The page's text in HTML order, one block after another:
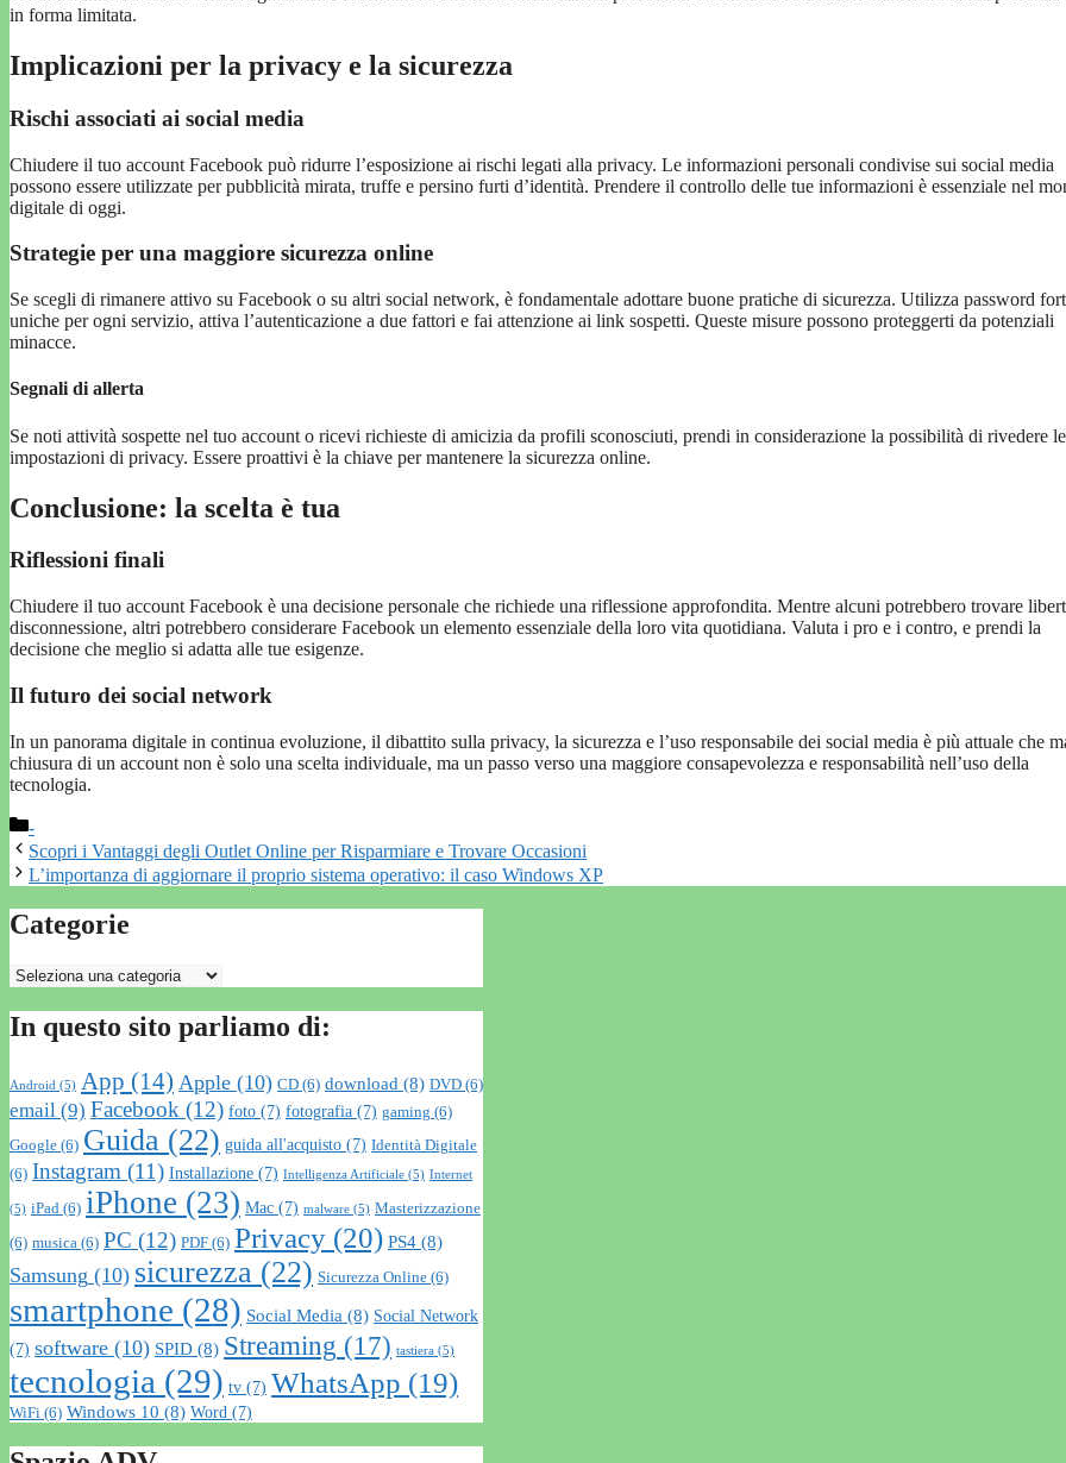
in forma limitata.
Implicazioni per la privacy e la sicurezza
Rischi associati ai social media
Chiudere il tuo account Facebook può ridurre l’esposizione ai rischi legati alla privacy. Le informazioni personali condivise sui social media
possono essere utilizzate per pubblicità mirata, truffe e persino furti d’identità. Prendere il controllo delle tue informazioni è essenziale nel
digitale di oggi.
Strategie per una maggiore sicurezza online
Se scegli di rimanere attivo su Facebook o su altri social network, è fondamentale adottare buone pratiche di sicurezza. Utilizza password
uniche per ogni servizio, attiva l’autenticazione a due fattori e fai attenzione ai link sospetti. Queste misure possono proteggerti da potenziali
minacce.
Segnali di allerta
Se noti attività sospette nel tuo account o ricevi richieste di amicizia da profili sconosciuti, prendi in considerazione la possibilità di rivedere
impostazioni di privacy. Essere proattivi è la chiave per mantenere la sicurezza online.
Conclusione: la scelta è tua
Riflessioni finali
Chiudere il tuo account Facebook è una decisione personale che richiede una riflessione approfondita. Mentre alcuni potrebbero trovare
disconnessione, altri potrebbero considerare Facebook un elemento essenziale della loro vita quotidiana. Valuta i pro e i contro, e prendi la
decisione che meglio si adatta alle tue esigenze.
Il futuro dei social network
In un panorama digitale in continua evoluzione, il dibattito sulla privacy, la sicurezza e l’uso responsabile dei social media è più attuale che
chiusura di un account non è solo una scelta individuale, ma un passo verso una maggiore consapevolezza e responsabilità nell’uso della
tecnologia.
Categorie
-
Scopri i Vantaggi degli Outlet Online per Risparmiare e Trovare Occasioni
L’importanza di aggiornare il proprio sistema operativo: il caso Windows XP
Categorie
Categorie
In questo sito parliamo di:
Android (5) App (14) Apple (10) CD (6) download (8) DVD (6)
email (9) Facebook (12) foto (7) fotografia (7) gaming (6)
Google (6) Guida (22) guida all'acquisto (7) Identità Digitale
(6) Instagram (11) Installazione (7) Intelligenza Artificiale (5) Internet
(5) iPad (6) iPhone (23) Mac (7) malware (5) Masterizzazione
(6) musica (6) PC (12) PDF (6) Privacy (20) PS4 (8)
Samsung (10) sicurezza (22) Sicurezza Online (6)
smartphone (28) Social Media (8) Social Network
(7) software (10) SPID (8) Streaming (17) tastiera (5)
tecnologia (29) tv (7) WhatsApp (19)
WiFi (6) Windows 10 (8) Word (7)